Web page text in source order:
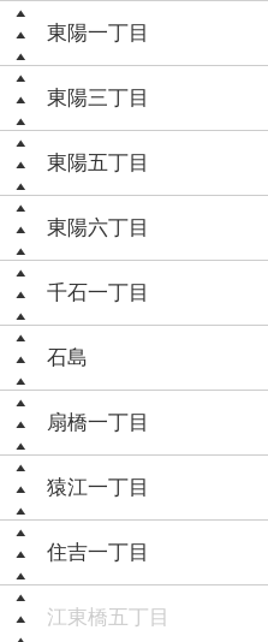
東陽一丁目
東陽三丁目
東陽五丁目
東陽六丁目
千石一丁目
石島
扇橋一丁目
猿江一丁目
住吉一丁目
江東橋五丁目